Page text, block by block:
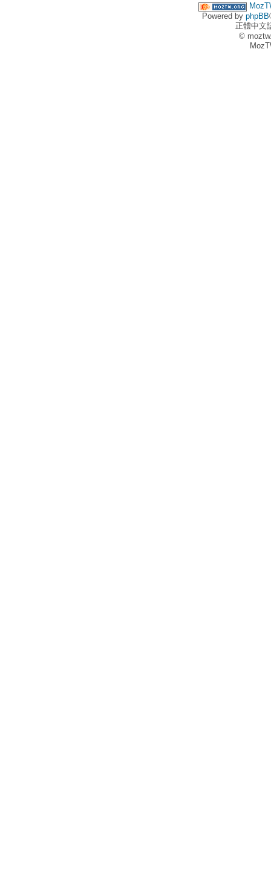
Powered by phpBB
正體中文
©